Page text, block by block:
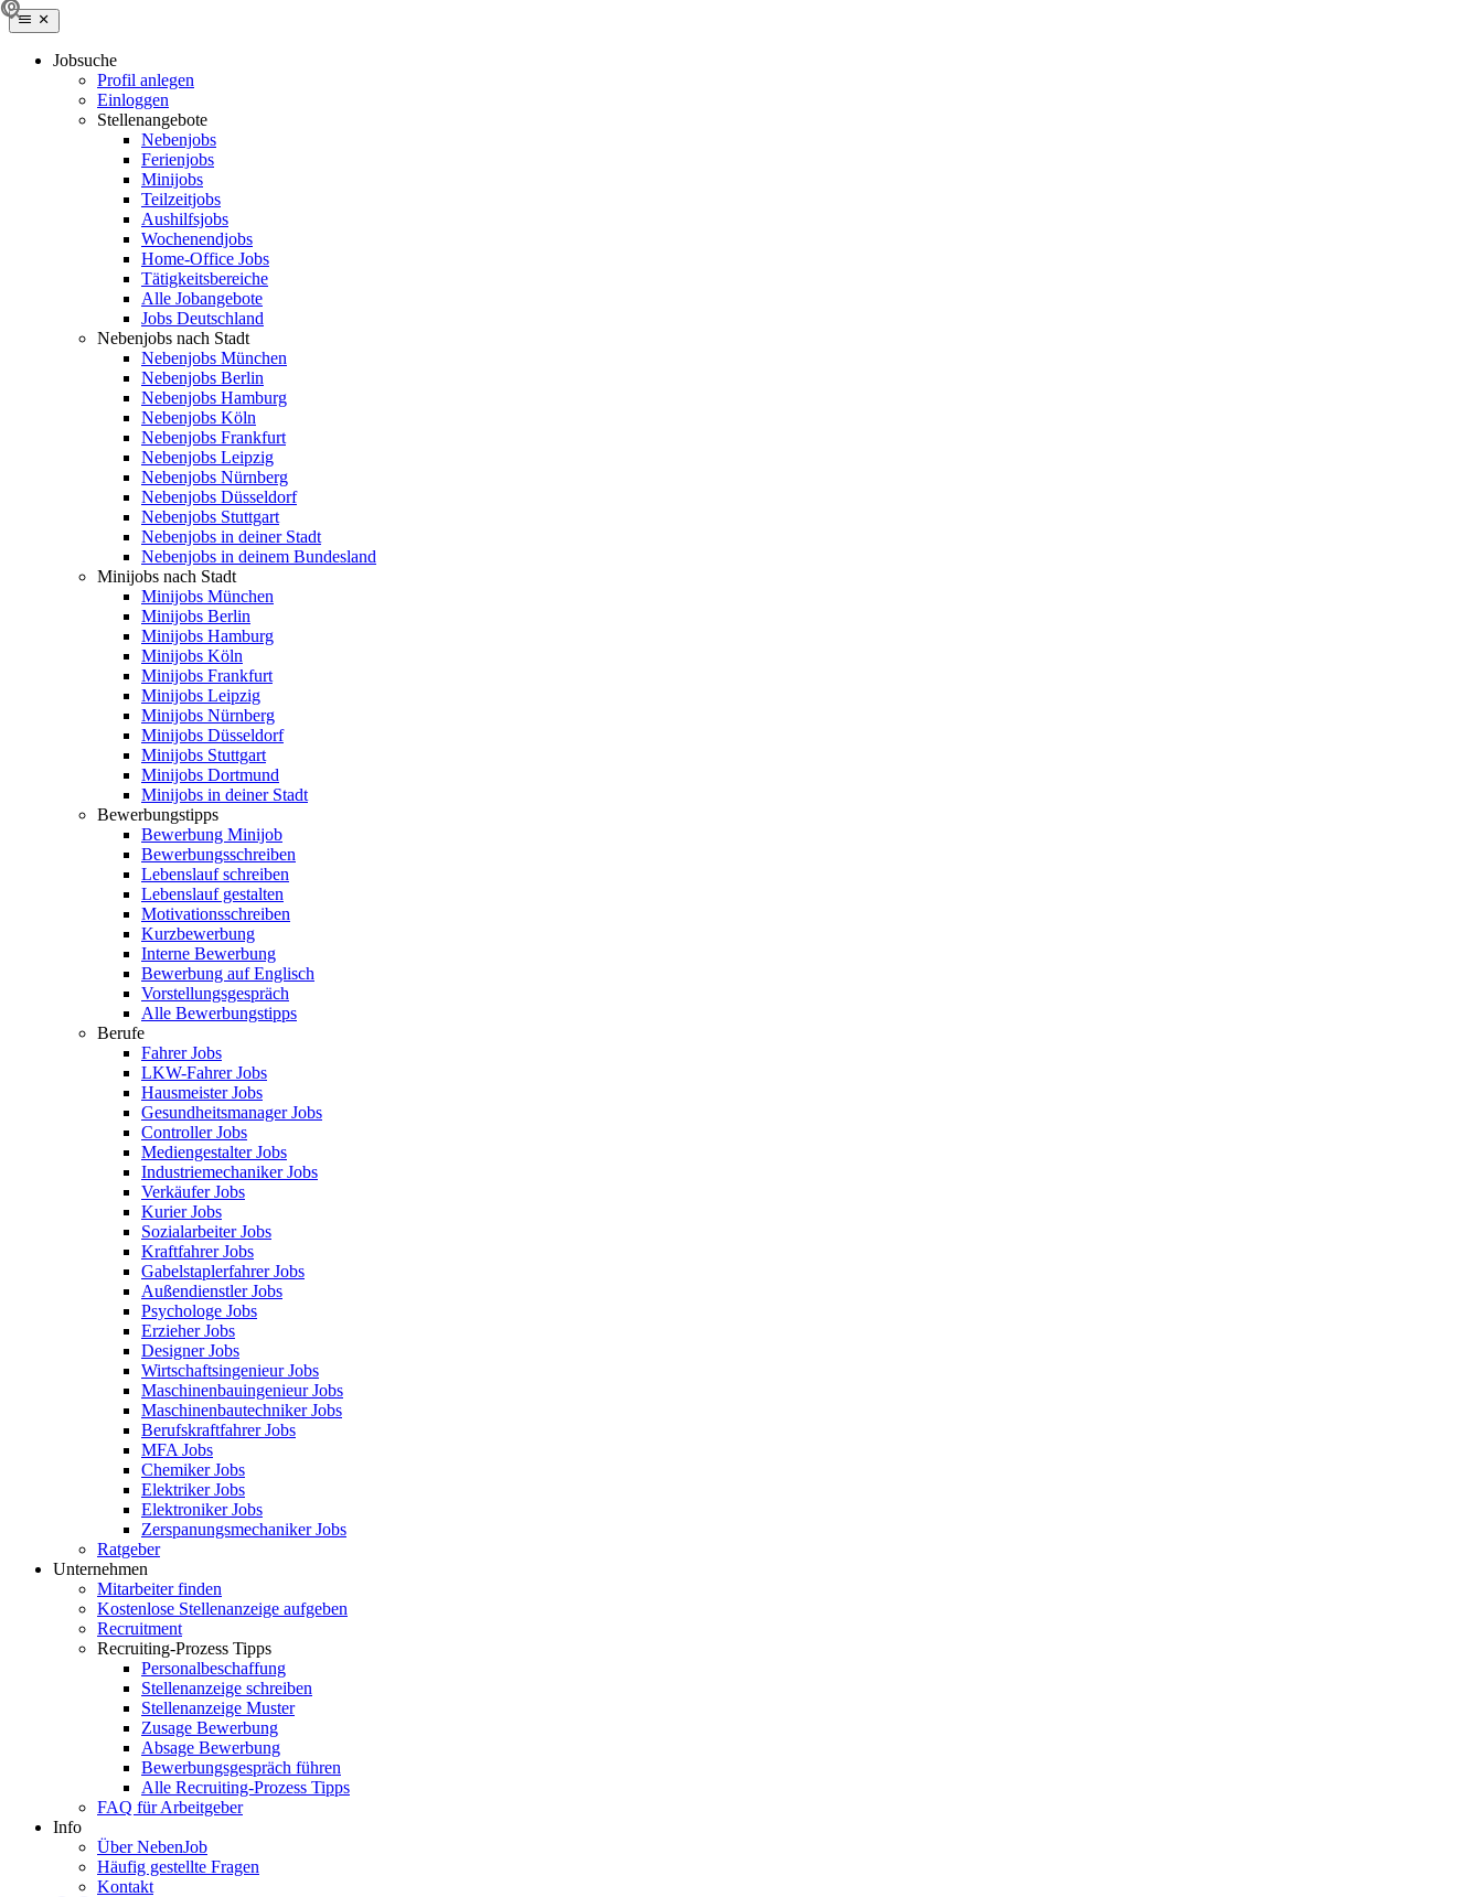
Jobsuche
Profil anlegen
Einloggen
Stellenangebote
Nebenjobs
Ferienjobs
Minijobs
Teilzeitjobs
Aushilfsjobs
Wochenendjobs
Home-Office Jobs
Tätigkeitsbereiche
Alle Jobangebote
Jobs Deutschland
Nebenjobs nach Stadt
Nebenjobs München
Nebenjobs Berlin
Nebenjobs Hamburg
Nebenjobs Köln
Nebenjobs Frankfurt
Nebenjobs Leipzig
Nebenjobs Nürnberg
Nebenjobs Düsseldorf
Nebenjobs Stuttgart
Nebenjobs in deiner Stadt
Nebenjobs in deinem Bundesland
Minijobs nach Stadt
Minijobs München
Minijobs Berlin
Minijobs Hamburg
Minijobs Köln
Minijobs Frankfurt
Minijobs Leipzig
Minijobs Nürnberg
Minijobs Düsseldorf
Minijobs Stuttgart
Minijobs Dortmund
Minijobs in deiner Stadt
Bewerbungstipps
Bewerbung Minijob
Bewerbungsschreiben
Lebenslauf schreiben
Lebenslauf gestalten
Motivationsschreiben
Kurzbewerbung
Interne Bewerbung
Bewerbung auf Englisch
Vorstellungsgespräch
Alle Bewerbungstipps
Berufe
Fahrer Jobs
LKW-Fahrer Jobs
Hausmeister Jobs
Gesundheitsmanager Jobs
Controller Jobs
Mediengestalter Jobs
Industriemechaniker Jobs
Verkäufer Jobs
Kurier Jobs
Sozialarbeiter Jobs
Kraftfahrer Jobs
Gabelstaplerfahrer Jobs
Außendienstler Jobs
Psychologe Jobs
Erzieher Jobs
Designer Jobs
Wirtschaftsingenieur Jobs
Maschinenbauingenieur Jobs
Maschinenbautechniker Jobs
Berufskraftfahrer Jobs
MFA Jobs
Chemiker Jobs
Elektriker Jobs
Elektroniker Jobs
Zerspanungsmechaniker Jobs
Ratgeber
Unternehmen
Mitarbeiter finden
Kostenlose Stellenanzeige aufgeben
Recruitment
Recruiting-Prozess Tipps
Personalbeschaffung
Stellenanzeige schreiben
Stellenanzeige Muster
Zusage Bewerbung
Absage Bewerbung
Bewerbungsgespräch führen
Alle Recruiting-Prozess Tipps
FAQ für Arbeitgeber
Info
Über NebenJob
Häufig gestellte Fragen
Kontakt